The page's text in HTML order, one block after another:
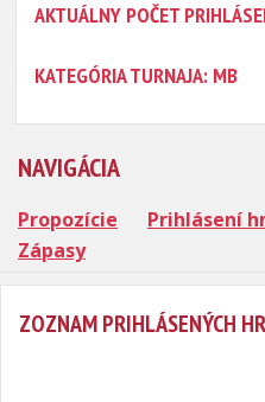
AKTUÁLNY POČET
KATEGÓRIA TURNAJA: MB
NAVIGÁCIA
Propozície Prihlásení
Zápasy
ZOZNAM PRIHLÁSENÝCH